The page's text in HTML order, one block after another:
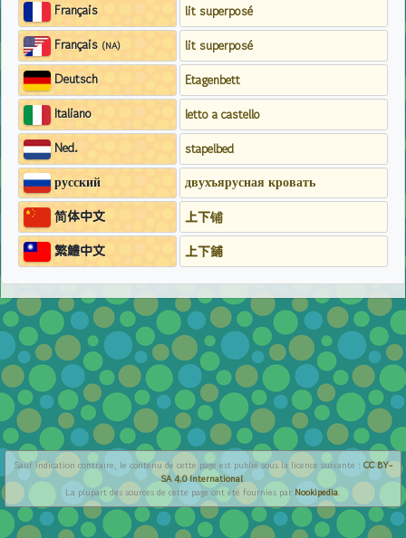
Français
lit superposé
Français (NA)
lit superposé
Deutsch
Etagenbett
Italiano
letto a castello
Ned.
stapelbed
русский двухъярусная кровать
简体中文
上下铺
繁鱧中文
上下鋪
Sauf indication contraire, le contenu de cette page est publié sous la licence suivante : CC BY-
SA 4.0 International.
La plupart des sources de cette page ont été fournies par Nookipedia.